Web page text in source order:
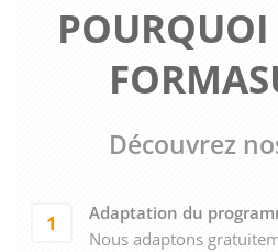
Découvrez
1
Adaptation du
Nous adaptons